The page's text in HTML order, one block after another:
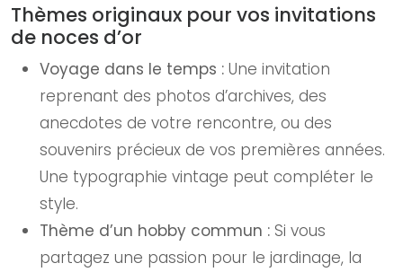
Thèmes originaux pour vos invitations
de noces d’or
Voyage dans le temps : Une invitation
reprenant des photos d’archives, des
anecdotes de votre rencontre, ou des
souvenirs précieux de vos premières années.
Une typographie vintage peut compléter le
style.
Thème d’un hobby commun : Si vous
partagez une passion pour le jardinage, la